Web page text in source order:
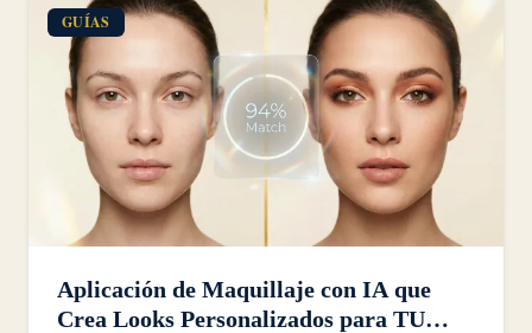
GUÍAS
Aplicación de Maquillaje con IA que
Crea Looks Personalizados para TU